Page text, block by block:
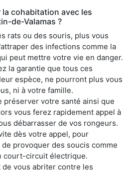
cohabitation avec les
de-Valamas ?
rats ou des souris, plus vous
des infections comme la
peut mettre votre vie en danger.
la garantie que tous ces
espèce, ne pourront plus vous
ni à votre famille.
préserver votre santé ainsi que
vous ferez rapidement appel à
débarrasser de vos rongeurs.
dès votre appel, pour
provoquer des soucis comme
court-circuit électrique.
vous abriter contre les